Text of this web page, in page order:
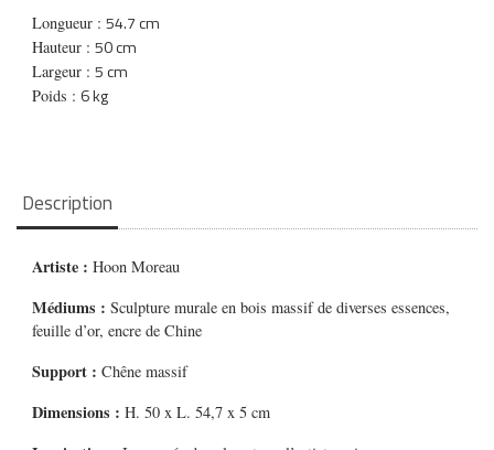
Longueur :54.7 cm
Hauteur :50 cm
Largeur :5 cm
Poids :6 kg
Description
Artiste :Hoon Moreau
Médiums : Sculpture murale en bois massif de diverses essences,
feuille d’or, encre de Chine
Support : Chêne massif
Dimensions :H. 50 x L. 54,7 x 5 cm